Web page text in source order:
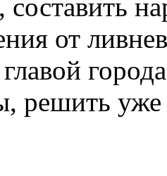
составить
от
решить